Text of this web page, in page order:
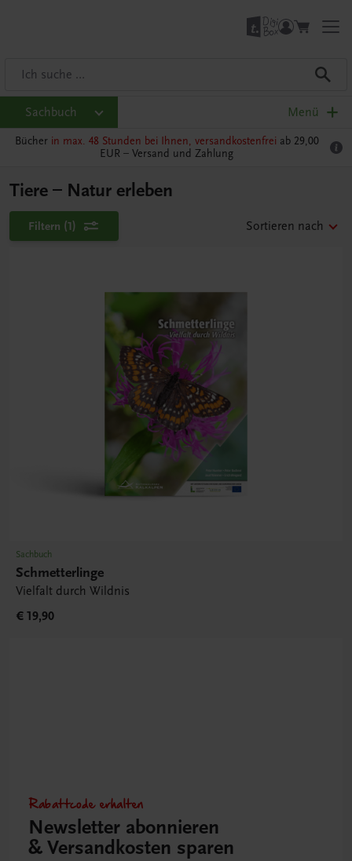
Sachbuch Menü
Bücher in max. 48 Stunden bei Ihnen, versandkostenfrei ab 29,00
EUR – Versand und Zahlung
Tiere – Natur erleben
Filtern (1) Sortieren nach
Sachbuch
Schmetterlinge
Vielfalt durch Wildnis
€ 19,90
Rabattcode erhalten
Newsletter abonnieren
& Versandkosten sparen